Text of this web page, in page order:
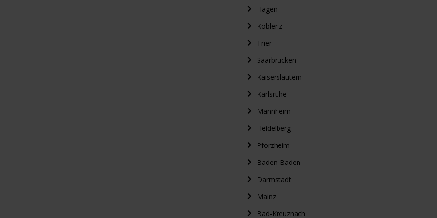
Hagen
Koblenz
Trier
Saarbrücken
Kaiserslautern
Karlsruhe
Mannheim
Heidelberg
Pforzheim
Baden-Baden
Darmstadt
Mainz
Bad-Kreuznach